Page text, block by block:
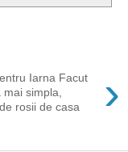
›
Iarna Facut
simpla,
rosii de casa